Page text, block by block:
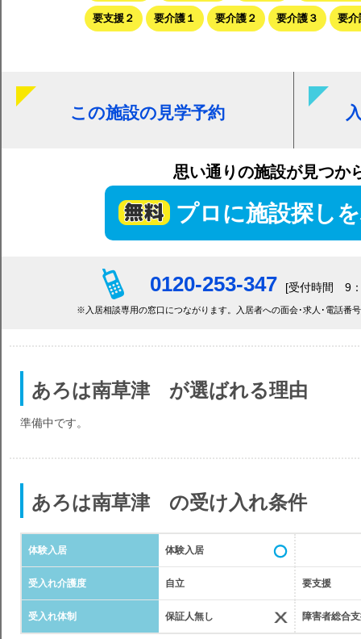
要支援２ 要介護１ 要介護２ 要介護３ 要介
この施設の見学予約
思い通りの施設が見つか
プロに施設探し
0120-253-347 [受付時間 9
※入居相談専用の窓口につながります。入居者への面会･求人･電話番
あろは南草津 が選ばれる理由
準備中です。
あろは南草津 の受け入れ条件
体験入居 体験入居
受入れ介護度 自立 要支援
受入れ体制 保証人無し 障害者総合